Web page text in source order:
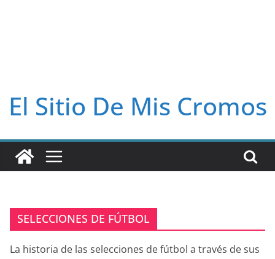
El Sitio De Mis Cromos
SELECCIONES DE FÚTBOL
La historia de las selecciones de fútbol a través de sus